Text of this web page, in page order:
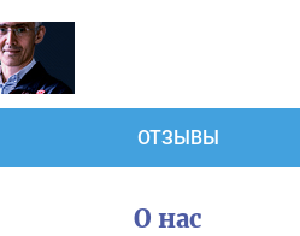
ОТЗЫВЫ
О нас